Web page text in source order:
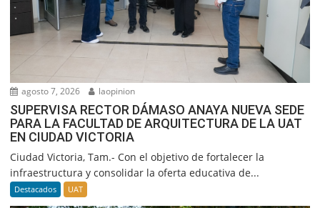
agosto 7, 2026 laopinion
SUPERVISA RECTOR DÁMASO ANAYA NUEVA SEDE
PARA LA FACULTAD DE ARQUITECTURA DE LA UAT
EN CIUDAD VICTORIA
Ciudad Victoria, Tam.- Con el objetivo de fortalecer la
infraestructura y consolidar la oferta educativa de...
Destacados UAT